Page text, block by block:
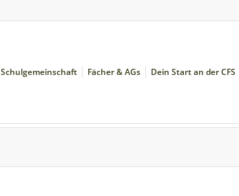
Schulgemeinschaft Fächer & AGs Dein Start an der CFS